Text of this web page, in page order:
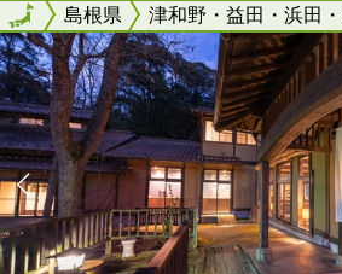
全国島根県 津和野・益田・浜田
全国